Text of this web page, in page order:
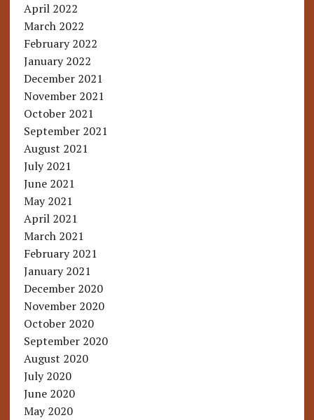
April 2022
March 2022
February 2022
January 2022
December 2021
November 2021
October 2021
September 2021
August 2021
July 2021
June 2021
May 2021
April 2021
March 2021
February 2021
January 2021
December 2020
November 2020
October 2020
September 2020
August 2020
July 2020
June 2020
May 2020